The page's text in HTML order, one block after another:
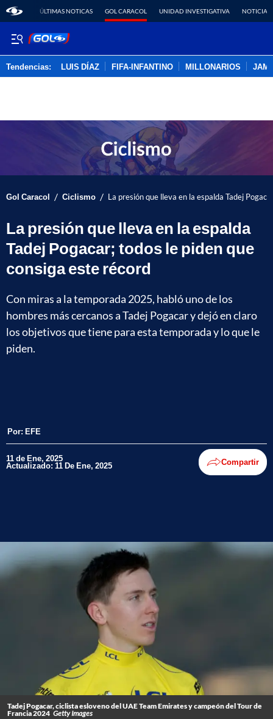
ÚLTIMAS NOTICAS GOL CARACOL UNIDAD INVESTIGATIVA NOTICIAS
Tendencias: LUIS DÍAZ FIFA-INFANTINO MILLONARIOS
Gol Caracol / Ciclismo / La presión que lleva en la espalda Tadej
La presión que lleva en la espalda
Tadej Pogacar; todos le piden que
consiga este récord
Con miras a la temporada 2025, habló uno de los
hombres más cercanos a Tadej Pogacar y dejó en claro
los objetivos que tiene para esta temporada y lo que le
piden.
Por: EFE
11 de Ene, 2025
Actualizado: 11 De Ene, 2025 Compartir
Tadej Pogacar, ciclista esloveno del UAE Team Emirates y campeón del Tour de
Francia 2024 Getty Images